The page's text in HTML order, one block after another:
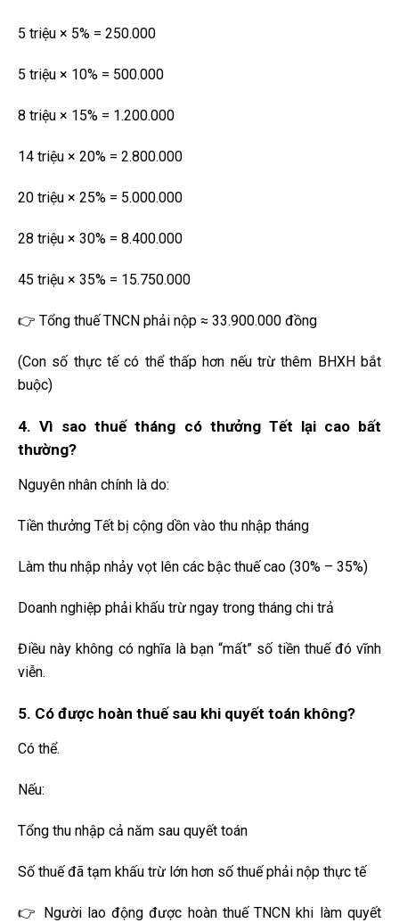
5 triệu × 5% = 250.000
5 triệu × 10% = 500.000
8 triệu × 15% = 1.200.000
14 triệu × 20% = 2.800.000
20 triệu × 25% = 5.000.000
28 triệu × 30% = 8.400.000
45 triệu × 35% = 15.750.000
👉 Tổng thuế TNCN phải nộp ≈ 33.900.000 đồng
(Con số thực tế có thể thấp hơn nếu trừ thêm BHXH bắt
buộc)
4. Vì sao thuế tháng có thưởng Tết lại cao bất
thường?
Nguyên nhân chính là do:
Tiền thưởng Tết bị cộng dồn vào thu nhập tháng
Làm thu nhập nhảy vọt lên các bậc thuế cao (30% – 35%)
Doanh nghiệp phải khấu trừ ngay trong tháng chi trả
Điều này không có nghĩa là bạn “mất” số tiền thuế đó vĩnh
viễn.
5. Có được hoàn thuế sau khi quyết toán không?
Có thể.
Nếu:
Tổng thu nhập cả năm sau quyết toán
Số thuế đã tạm khấu trừ lớn hơn số thuế phải nộp thực tế
👉 Người lao động được hoàn thuế TNCN khi làm quyết